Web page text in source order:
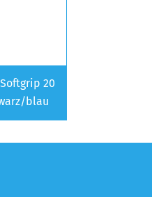
20
blau